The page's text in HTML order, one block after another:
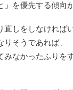
」を優先する傾向
しをしなければ
そうであれば、
みなかったふりを